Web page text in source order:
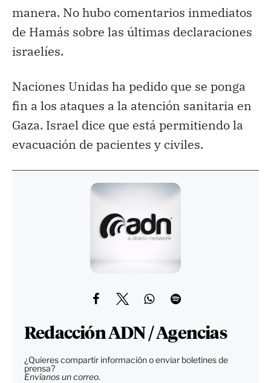
manera. No hubo comentarios inmediatos
de Hamás sobre las últimas declaraciones
israelíes.
Naciones Unidas ha pedido que se ponga
fin a los ataques a la atención sanitaria en
Gaza. Israel dice que está permitiendo la
evacuación de pacientes y civiles.
Redacción ADN / Agencias
¿Quieres compartir información o enviar boletines de
prensa?
Envíanos un correo.